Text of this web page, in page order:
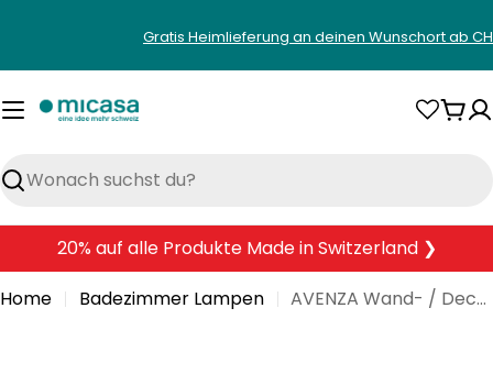
springen
Gratis Heimlieferung an deinen Wunschort ab
Suchen
20% auf alle Produkte Made in Switzerland ❯
Home
Badezimmer Lampen AVENZA Wand- / Deckenleuchte